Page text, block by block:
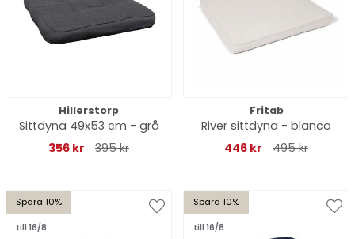
Hillerstorp
Sittdyna 49x53 cm - grå
356 kr
395 kr
Fritab
River sittdyna - blanco
446 kr
495 kr
Spara 10%
till 16/8
Spara 10%
till 16/8